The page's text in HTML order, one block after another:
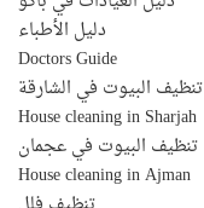
دليل الأطباء
Doctors Guide
تنظيف البيوت في الشارقة
House cleaning in Sharjah
تنظيف البيوت في عجمان
House cleaning in Ajman